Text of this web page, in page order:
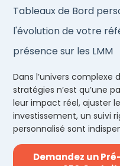
Tableaux de Bord
l'évolution de votre
présence sur les LMM
Dans l’univers complexe
stratégies n’est qu’une
leur impact réel, ajuster
investissement, un suivi
personnalisé sont
Demandez un